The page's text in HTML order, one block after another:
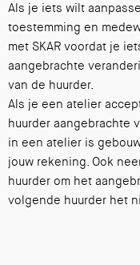
Als je iets wilt
toestemming en
met SKAR voordat je
aangebrachte
van de huurder.
Als je een atelier
huurder aangebrachte
in een atelier is
jouw rekening. Ook
huurder om het
volgende huurder het